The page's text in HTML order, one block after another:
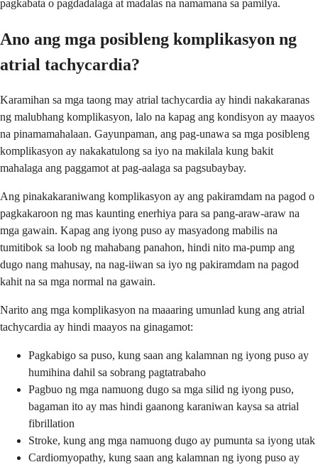
pagkabata o pagdadalaga at madalas na namamana sa pamilya.
Ano ang mga posibleng komplikasyon ng
atrial tachycardia?
Karamihan sa mga taong may atrial tachycardia ay hindi nakakaranas
ng malubhang komplikasyon, lalo na kapag ang kondisyon ay maayos
na pinamamahalaan. Gayunpaman, ang pag-unawa sa mga posibleng
komplikasyon ay nakakatulong sa iyo na makilala kung bakit
mahalaga ang paggamot at pag-aalaga sa pagsubaybay.
Ang pinakakaraniwang komplikasyon ay ang pakiramdam na pagod o
pagkakaroon ng mas kaunting enerhiya para sa pang-araw-araw na
mga gawain. Kapag ang iyong puso ay masyadong mabilis na
tumitibok sa loob ng mahabang panahon, hindi nito ma-pump ang
dugo nang mahusay, na nag-iiwan sa iyo ng pakiramdam na pagod
kahit na sa mga normal na gawain.
Narito ang mga komplikasyon na maaaring umunlad kung ang atrial
tachycardia ay hindi maayos na ginagamot:
Pagkabigo sa puso, kung saan ang kalamnan ng iyong puso ay
humihina dahil sa sobrang pagtatrabaho
Pagbuo ng mga namuong dugo sa mga silid ng iyong puso,
bagaman ito ay mas hindi gaanong karaniwan kaysa sa atrial
fibrillation
Stroke, kung ang mga namuong dugo ay pumunta sa iyong utak
Cardiomyopathy, kung saan ang kalamnan ng iyong puso ay